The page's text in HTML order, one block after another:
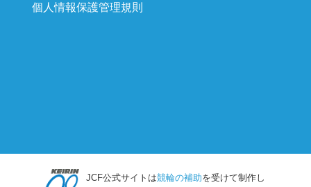
個人情報保護管理規則
JCF公式サイトは競輪の補助を受けて制作し